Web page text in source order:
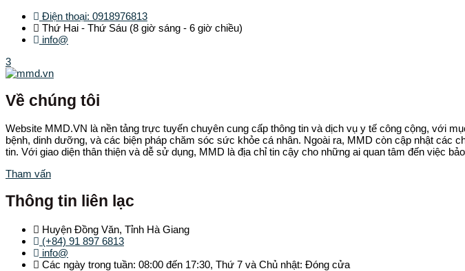
Điện thoại: 0918976813
Thứ Hai - Thứ Sáu (8 giờ sáng - 6 giờ chiều)
info@
3
Về chúng tôi
Website MMD.VN là nền tảng trực tuyến chuyên cung cấp thông tin và dịch vụ y tế công cộng, với
bệnh, dinh dưỡng, và các biện pháp chăm sóc sức khỏe cá nhân. Ngoài ra, MMD còn cập nhật các
tin. Với giao diện thân thiện và dễ sử dụng, MMD là địa chỉ tin cậy cho những ai quan tâm đến việc
Tham vấn
Thông tin liên lạc
Huyện Đồng Văn, Tỉnh Hà Giang
(+84) 91 897 6813
info@
Các ngày trong tuần: 08:00 đến 17:30, Thứ 7 và Chủ nhật: Đóng cửa